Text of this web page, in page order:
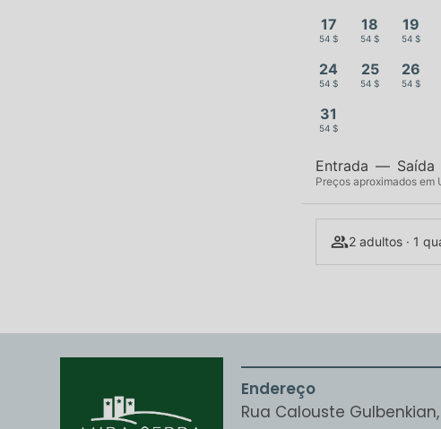
17
54 $
18
54 $
19
54 $
24
54 $
25
54 $
26
54 $
31
54 $
Entrada — Saída
Preços aproximados em
2 adultos · 1
Endereço
Rua Calouste Gulbenkian,